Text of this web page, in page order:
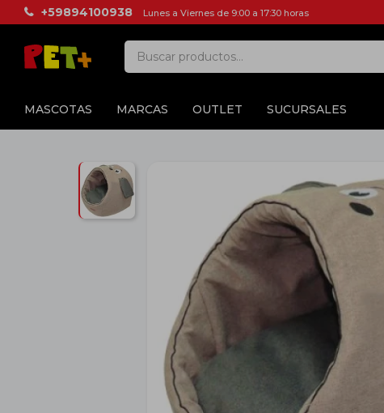
MASCOTAS MARCAS OUTLET SUCURSALES
+59894100938 Lunes a Viernes de 9:00 a 17:30 horas